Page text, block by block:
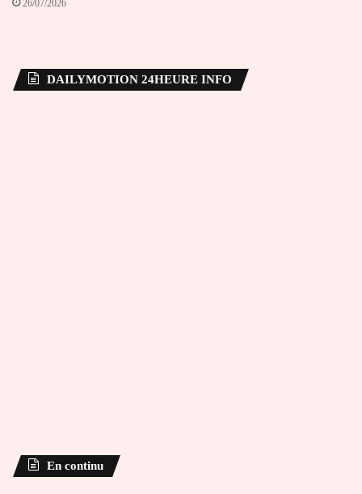
26/07/2026
DAILYMOTION 24HEURE INFO
En continu